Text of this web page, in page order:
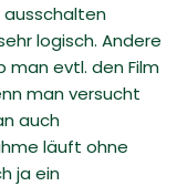
logisch. Andere
evtl. den Film
man versucht
auch
läuft ohne
ja ein